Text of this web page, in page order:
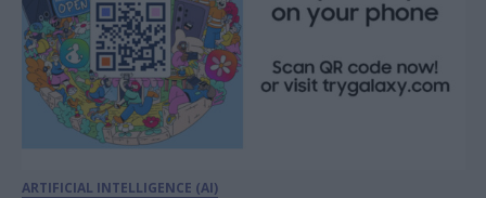
ARTIFICIAL INTELLIGENCE (AI)